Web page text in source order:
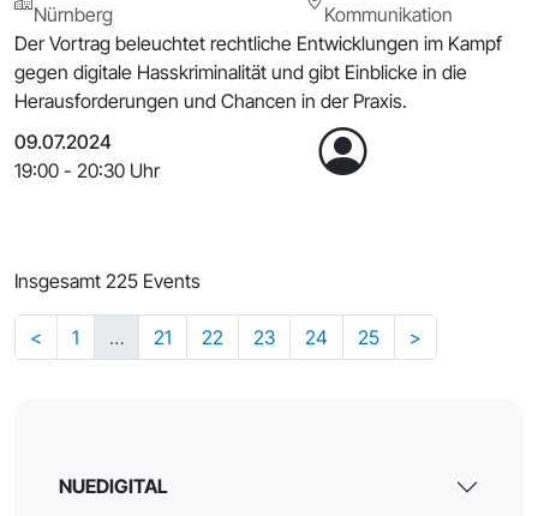
Nürnberg
Kommunikation
Der Vortrag beleuchtet rechtliche Entwicklungen im Kampf
gegen digitale Hasskriminalität und gibt Einblicke in die
Herausforderungen und Chancen in der Praxis.
09.07.2024
19:00 - 20:30 Uhr
Insgesamt 225 Events
< 1 … 21 22 23 24 25 >
NUEDIGITAL